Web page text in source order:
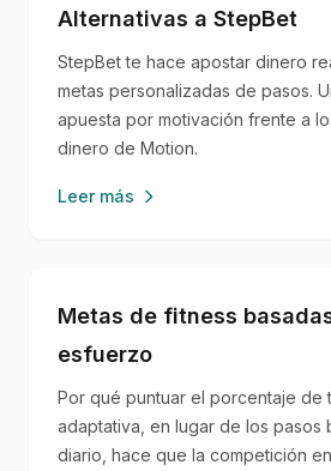
Alternativas a StepBet
StepBet te hace apostar dinero
metas personalizadas de pasos.
apuesta por motivación frente a
dinero de Motion.
Leer más
Metas de fitness
esfuerzo
Por qué puntuar el porcentaje de
adaptativa, en lugar de los pasos
diario, hace que la competición